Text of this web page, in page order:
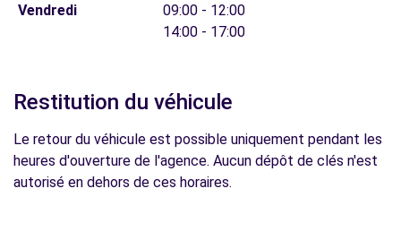
Vendredi
09:00 - 12:00
14:00 - 17:00
Restitution du véhicule
Le retour du véhicule est possible uniquement pendant les
heures d'ouverture de l'agence. Aucun dépôt de clés n'est
autorisé en dehors de ces horaires.